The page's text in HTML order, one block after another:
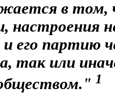
в том,
настроения
его партию
так или
1